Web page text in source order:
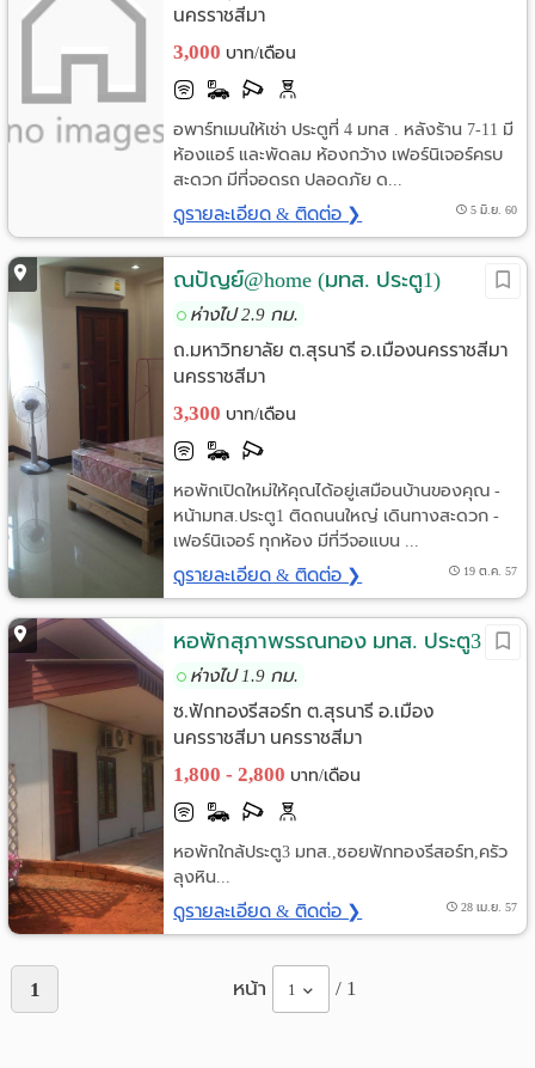
นครราชสีมา
3,000 บาท/เดือน
อพาร์ทเมนให้เช่า ประตูที่ 4 มทส . หลังร้าน 7-11 มี
ห้องแอร์ และพัดลม ห้องกว้าง เฟอร์นิเจอร์ครบ
สะดวก มีที่จอดรถ ปลอดภัย ด...
ดูรายละเอียด & ติดต่อ ❯ 5 มิ.ย. 60
ณปัญย์@home (มทส. ประตู1)
ห่างไป 2.9 กม.
ถ.มหาวิทยาลัย ต.สุรนารี อ.เมืองนครราชสีมา
นครราชสีมา
3,300 บาท/เดือน
หอพักเปิดใหม่ให้คุณได้อยู่เสมือนบ้านของคุณ -
หน้ามทส.ประตู1 ติดถนนใหญ่ เดินทางสะดวก -
เฟอร์นิเจอร์ ทุกห้อง มีที่วีจอแบน ...
ดูรายละเอียด & ติดต่อ ❯ 19 ต.ค. 57
หอพักสุภาพรรณทอง มทส. ประตู3
ห่างไป 1.9 กม.
ซ.ฟักทองรีสอร์ท ต.สุรนารี อ.เมือง
นครราชสีมา นครราชสีมา
1,800 - 2,800 บาท/เดือน
หอพักใกล้ประตู3 มทส.,ซอยฟักทองรีสอร์ท,ครัว
ลุงหิน...
ดูรายละเอียด & ติดต่อ ❯ 28 เม.ย. 57
1 หน้า 1 / 1